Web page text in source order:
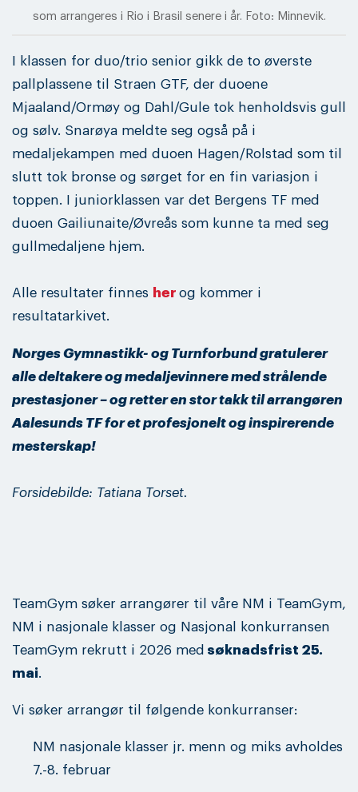
som arrangeres i Rio i Brasil senere i år. Foto: Minnevik.
I klassen for duo/trio senior gikk de to øverste
pallplassene til Straen GTF, der duoene
Mjaaland/Ormøy og Dahl/Gule tok henholdsvis gull
og sølv. Snarøya meldte seg også på i
medaljekampen med duoen Hagen/Rolstad som til
slutt tok bronse og sørget for en fin variasjon i
toppen. I juniorklassen var det Bergens TF med
duoen Gailiunaite/Øvreås som kunne ta med seg
gullmedaljene hjem.
Alle resultater finnes her og kommer i
resultatarkivet.
Norges Gymnastikk- og Turnforbund gratulerer
alle deltakere og medaljevinnere med strålende
prestasjoner – og retter en stor takk til arrangøren
Aalesunds TF for et profesjonelt og inspirerende
mesterskap!
Forsidebilde: Tatiana Torset.
TeamGym søker arrangører til våre NM i TeamGym,
NM i nasjonale klasser og Nasjonal konkurransen
TeamGym rekrutt i 2026 med søknadsfrist 25.
mai.
Vi søker arrangør til følgende konkurranser:
NM nasjonale klasser jr. menn og miks avholdes
7.-8. februar